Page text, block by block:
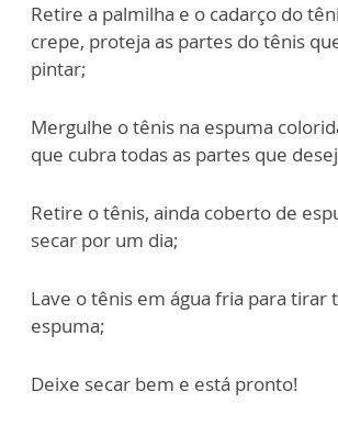
Retire a palmilha e o cadarço do
crepe, proteja as partes do tênis
pintar;
Mergulhe o tênis na espuma
que cubra todas as partes que
Retire o tênis, ainda coberto de
secar por um dia;
Lave o tênis em água fria para tirar
espuma;
Deixe secar bem e está pronto!